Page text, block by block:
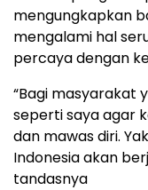
mengungkapkan
mengalami hal
percaya dengan
“Bagi masyarakat
seperti saya agar
dan mawas diri.
Indonesia akan
tandasnya